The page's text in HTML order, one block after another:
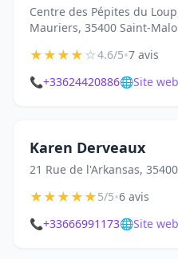
Centre des Pépites du
Mauriers, 35400 Saint-Malo
★★★★☆4.6/5•7 avis
📞+33624420886🌐Site web
Karen Derveaux
21 Rue de l'Arkansas,
★★★★★5/5•6 avis
📞+33666991173🌐Site web